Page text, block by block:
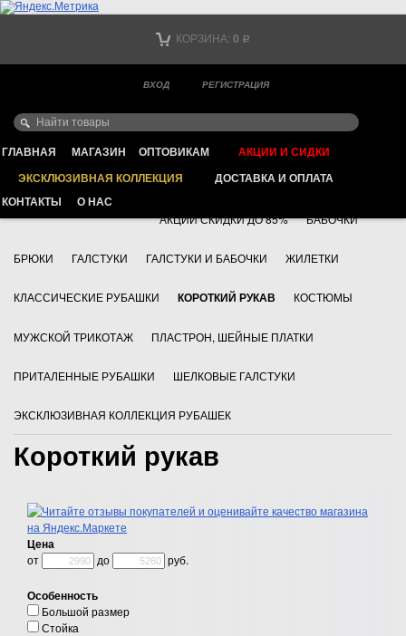
КОРЗИНА: 0 Р
ВХОД РЕГИСТРАЦИЯ
ГЛАВНАЯ МАГАЗИН ОПТОВИКАМ
АКЦИИ И СИДКИ
ЭКСКЛЮЗИВНАЯ КОЛЛЕКЦИЯ
ДОСТАВКА И ОПЛАТА
КОНТАКТЫ
О НАС
Ваш город -
ИНТЕРНЕТ МАГАЗИН КЛАССИЧЕСКОЙ МУЖСКОЙ ОДЕЖДЫ
+7 495 783 69 17 АКСЕССУАРЫ
АКЦИИ СКИДКИ ДО 85% БАБОЧКИ
БРЮКИ ГАЛСТУКИ ГАЛСТУКИ И БАБОЧКИ ЖИЛЕТКИ
КЛАССИЧЕСКИЕ РУБАШКИ КОРОТКИЙ РУКАВ КОСТЮМЫ
МУЖСКОЙ ТРИКОТАЖ ПЛАСТРОН, ШЕЙНЫЕ ПЛАТКИ
ПРИТАЛЕННЫЕ РУБАШКИ ШЕЛКОВЫЕ ГАЛСТУКИ
ЭКСКЛЮЗИВНАЯ КОЛЛЕКЦИЯ РУБАШЕК
Короткий рукав
Цена
от до руб.
Особенность
Большой размер
Стойка